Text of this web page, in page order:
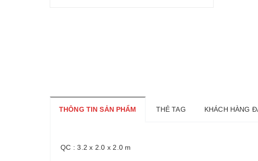
THÔNG TIN SẢN PHẨM THẺ TAG KHÁCH HÀNG
QC : 3.2 x 2.0 x 2.0 m